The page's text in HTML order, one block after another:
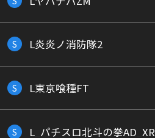
S L炎炎ノ消防隊2
S L東京喰種FT
S L_パチスロ北斗の拳AD_XR